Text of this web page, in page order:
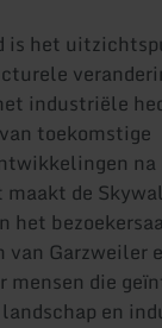
is het
industriële
toekomstige
na
maakt de
het
van Garzweiler
die
en